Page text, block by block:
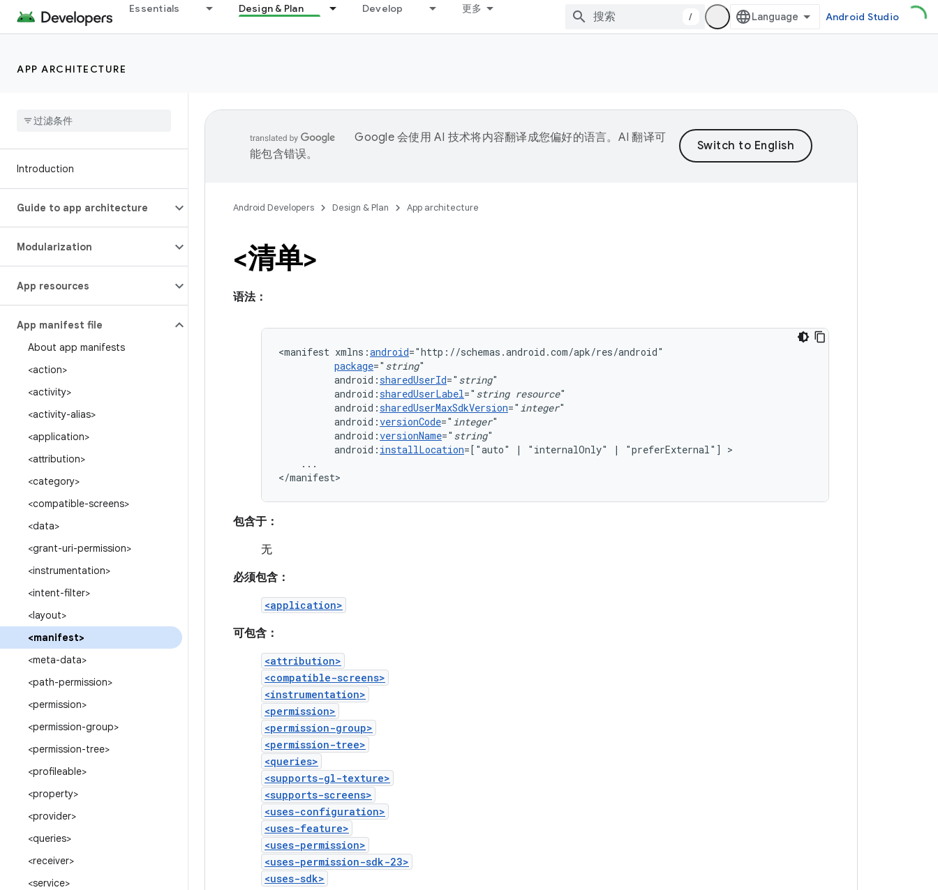
Essentials Design & Plan Develop 更多
/ Android Studio
APP ARCHITECTURE
Introduction
Guide to app architecture
Modularization
App resources
App manifest file
About app manifests
<action>
<activity>
<activity-alias>
<application>
<attribution>
<category>
<compatible-screens>
<data>
<grant-uri-permission>
<instrumentation>
<intent-filter>
<layout>
<manifest>
<meta-data>
<path-permission>
<permission>
<permission-group>
<permission-tree>
<profileable>
<property>
<provider>
<queries>
<receiver>
<service>
Google 会使用 AI 技术将内容翻译成您偏好的语言。AI 翻译可
能包含错误。
Android Developers Design & Plan App architecture
<清单>
语法：
<manifest xmlns:android
package=" string
android:sharedUserId=" string
android:sharedUserLabel=" string resource"
android:sharedUserMaxSdkVersion=" integer
android:versionCode=" integer
android:versionName=" string
android: installLocation=["auto" | "internalOnly" | "preferExternal"]
...
</manifest>
包含于：
无
必须包含：
<application>
可包含：
<attribution>
<compatible-screens>
<instrumentation>
<permission>
<permission-group>
<permission-tree>
<queries>
<supports-gl-texture>
<supports-screens>
<uses-configuration>
<uses-feature>
<uses-permission>
<uses-permission-sdk-23>
<uses-sdk>